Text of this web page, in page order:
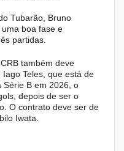
Tubarão, Bruno
boa fase e
partidas.
também deve
Teles, que está de
Série B em 2026, o
depois de ser o
O contrato deve ser de
Iwata.